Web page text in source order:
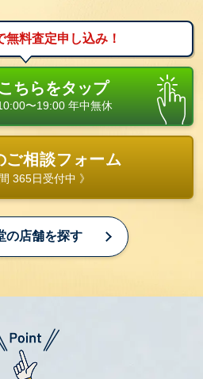
無料査定申し込み！
ちらをタップ
〜19:00 年中無休
ご相談フォーム
365日受付中 》
の店舗を探す